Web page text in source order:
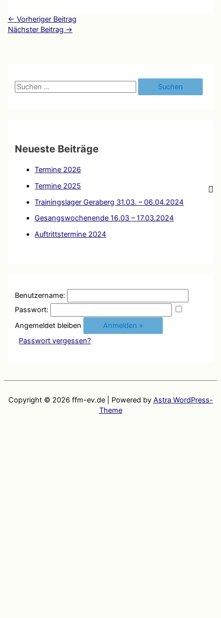
← Vorheriger Beitrag
Nächster Beitrag →
S
Neueste Beiträge
Termine 2026
Termine 2025
Trainingslager Geraberg 31.03. – 06.04.2024
Gesangswochenende 16.03 – 17.03.2024
Auftrittstermine 2024
Benutzername:
Passwort:
Angemeldet bleiben
Passwort vergessen?
Copyright © 2026 ffm-ev.de| Powered by Astra WordPress-
Theme